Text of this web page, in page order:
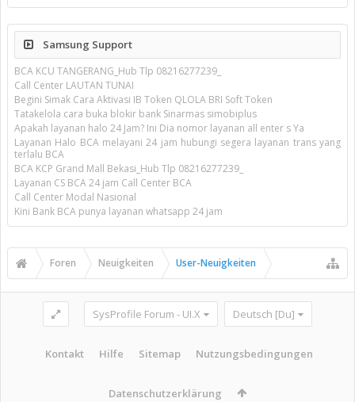
Samsung Support
BCA KCU TANGERANG_Hub Tlp 08216277239_
Call Center LAUTAN TUNAI
Begini Simak Cara Aktivasi IB Token QLOLA BRI Soft Token
Tatakelola cara buka blokir bank Sinarmas simobiplus
Apakah layanan halo 24 Jam? Ini Dia nomor layanan all enter s Ya
Layanan Halo BCA melayani 24 jam hubungi segera layanan trans yang
terlalu BCA
BCA KCP Grand Mall Bekasi_Hub Tlp 08216277239_
Layanan CS BCA 24 jam Call Center BCA
Call Center Modal Nasional
Kini Bank BCA punya layanan whatsapp 24 jam
Foren Neuigkeiten User-Neuigkeiten
SysProfile Forum - UI.X Deutsch [Du]
Kontakt Hilfe Sitemap Nutzungsbedingungen
Datenschutzerklärung